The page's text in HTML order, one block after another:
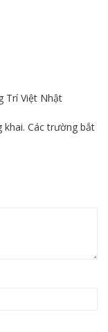
Trí Việt Nhật
khai. Các trường bắt